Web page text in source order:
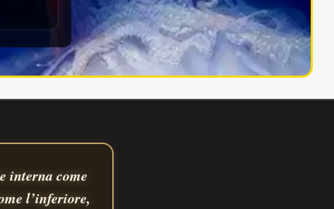
interna come
l’inferiore,